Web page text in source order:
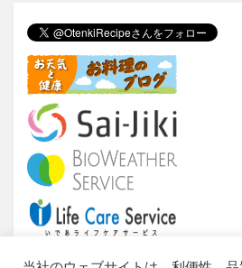
er e
b
o
o
k
n
a